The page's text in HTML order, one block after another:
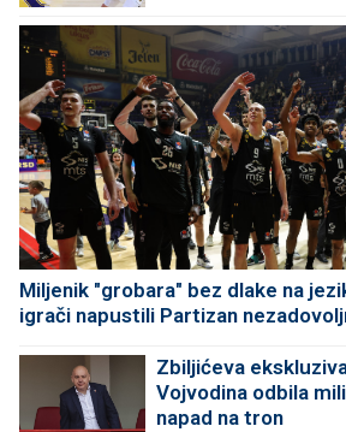
Miljenik "grobara" bez dlake na
igrači napustili Partizan
Zbiljićeva
Vojvodina odbila
napad na tron